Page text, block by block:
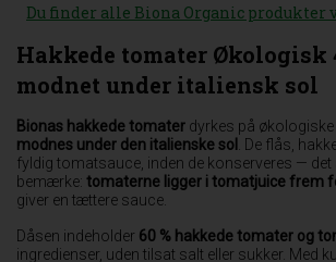
Du finder alle Biona Organic produkter
Hakkede tomater Økologisk
modnet under italiensk sol
Bionas hakkede tomater dyrkes på økologiske
modnes under den italienske sol
. De flås,
fyldig tomatsauce, inden de konserveres —
bemærke: tomaterne ligger i tomatjuice frem
giver en tættere sauce.
Dåsen indeholder 60 % hakkede tomater og
ingredienser, uden tilsat salt eller sukker. Med